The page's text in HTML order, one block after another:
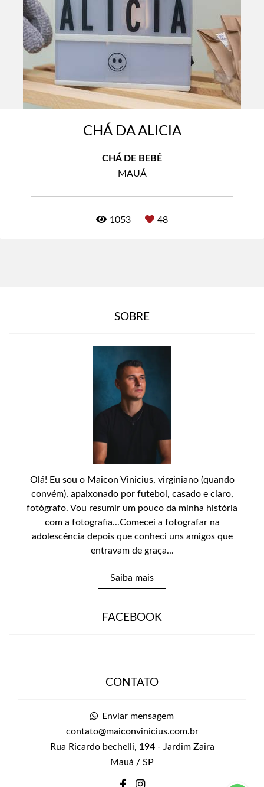
CHÁ DA ALICIA
CHÁ DE BEBÊ
MAUÁ
1053 48
SOBRE
Olá! Eu sou o Maicon Vinicius, virginiano (quando
convém), apaixonado por futebol, casado e claro,
fotógrafo. Vou resumir um pouco da minha história
com a fotografia...Comecei a fotografar na
adolescência depois que conheci uns amigos que
entravam de graça...
Saiba mais
FACEBOOK
CONTATO
Enviar mensagem
contato@maiconvinicius.com.br
Rua Ricardo bechelli, 194 - Jardim Zaira
Mauá / SP